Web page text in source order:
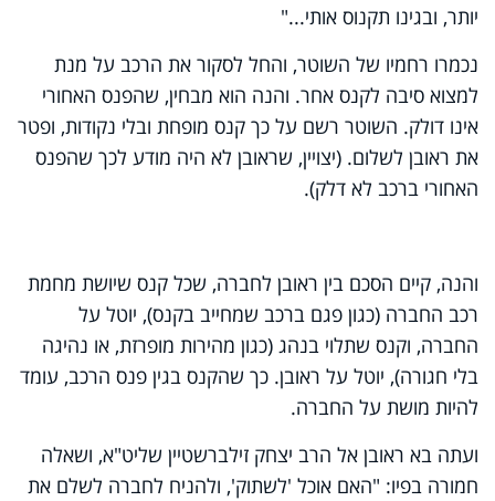
יותר, ובגינו תקנוס אותי..."
נכמרו רחמיו של השוטר, והחל לסקור את הרכב על מנת
למצוא סיבה לקנס אחר. והנה הוא מבחין, שהפנס האחורי
אינו דולק. השוטר רשם על כך קנס מופחת ובלי נקודות, ופטר
את ראובן לשלום. (יצויין, שראובן לא היה מודע לכך שהפנס
האחורי ברכב לא דלק).
והנה, קיים הסכם בין ראובן לחברה, שכל קנס שיושת מחמת
רכב החברה (כגון פגם ברכב שמחייב בקנס), יוטל על
החברה, וקנס שתלוי בנהג (כגון מהירות מופרזת, או נהיגה
בלי חגורה), יוטל על ראובן. כך שהקנס בגין פנס הרכב, עומד
להיות מושת על החברה.
ועתה בא ראובן אל הרב יצחק זילברשטיין שליט"א, ושאלה
חמורה בפיו: "האם אוכל 'לשתוק', ולהניח לחברה לשלם את